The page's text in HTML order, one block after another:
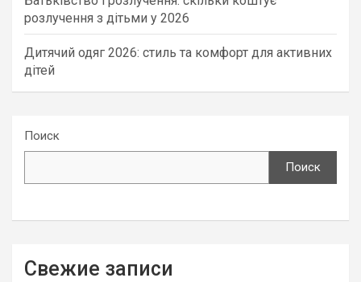
розлучення з дітьми у 2026
Дитячий одяг 2026: стиль та комфорт для активних
дітей
Поиск
Поиск
Свежие записи